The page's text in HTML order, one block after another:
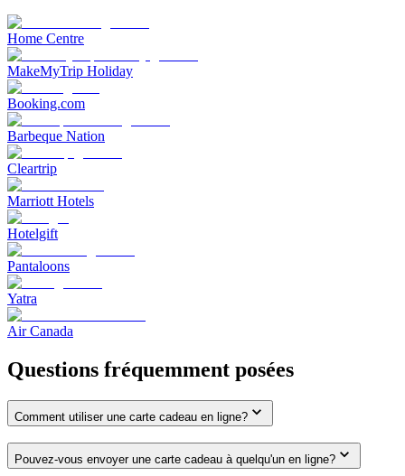
Home Centre
MakeMyTrip Holiday
Booking.com
Barbeque Nation
Cleartrip
Marriott Hotels
Hotelgift
Pantaloons
Yatra
Air Canada
Questions fréquemment posées
Comment utiliser une carte cadeau en ligne?
Pouvez-vous envoyer une carte cadeau à quelqu'un en ligne?